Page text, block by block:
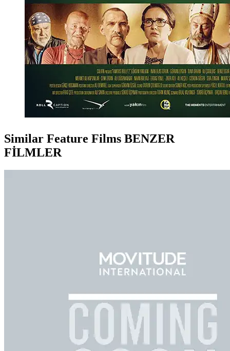
Similar Feature Films BENZER
FİLMLER